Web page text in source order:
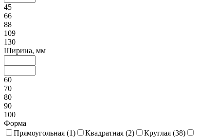
45
66
88
109
130
Ширина, мм
60
70
80
90
100
Форма
Прямоугольная (1) Квадратная (2) Круглая (38)